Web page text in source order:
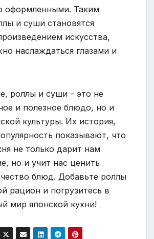
оформленными. Таким
и суши становятся
искусства,
наслаждаться глазами и
роллы и суши – это не
и полезное блюдо, но и
культуры. Их история,
показывают, что
не только дарит нам
но и учит нас ценить
блюд. Добавьте роллы
рацион и погрузитесь в
мир японской кухни!